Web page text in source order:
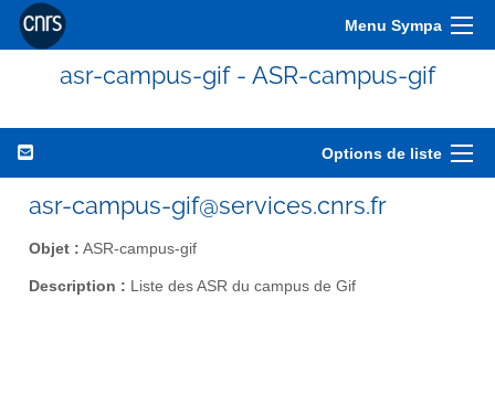
Menu Sympa
asr-campus-gif - ASR-campus-gif
Options de liste
asr-campus-gif@services.cnrs.fr
Objet : ASR-campus-gif
Description : Liste des ASR du campus de Gif